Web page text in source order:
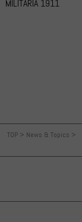
TOP > News & Topics >
MILITARIA 1911